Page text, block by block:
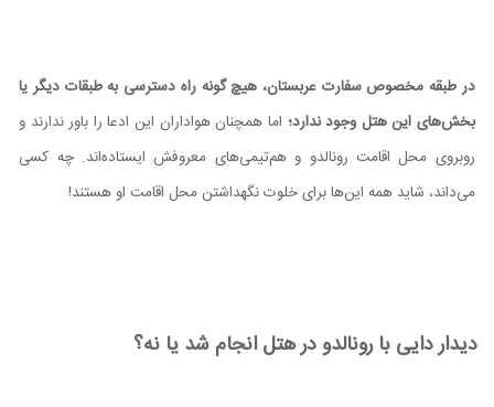
در طبقه مخصوص سفارت عربستان، هیچ گونه راه دسترسی به طبقات دیگر یا
بخش‌های این هتل وجود ندارد؛ اما همچنان هواداران این ادعا را باور ندارند و
روبروی محل اقامت رونالدو و هم‌تیمی‌های معروفش ایستاده‌اند. چه کسی
می‌داند، شاید همه این‌ها برای خلوت نگهداشتن محل اقامت او هستند!
دیدار دایی با رونالدو در هتل انجام شد یا نه؟